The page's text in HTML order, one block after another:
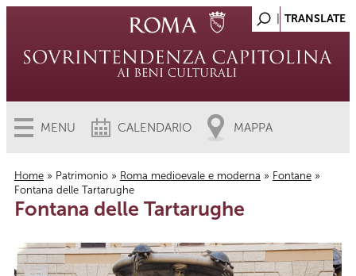
MENU CALENDARIO MAPPA
Tu sei qui
Home » Patrimonio » Roma medioevale e moderna » Fontane »
Fontana delle Tartarughe
Fontana delle Tartarughe